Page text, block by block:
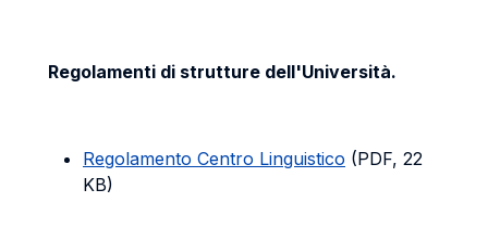
Regolamenti di strutture dell'Università.
Regolamento Centro Linguistico (PDF, 22
KB)